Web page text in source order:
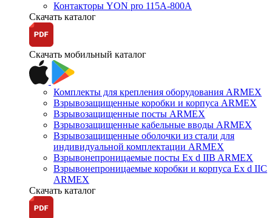
Контакторы YON pro 115А-800А
Скачать каталог
Скачать мобильный каталог
Комплекты для крепления оборудования ARMEX
Взрывозащищенные коробки и корпуса ARMEX
Взрывозащищенные посты ARMEX
Взрывозащищенные кабельные вводы ARMEX
Взрывозащищенные оболочки из стали для
индивидуальной комплектации ARMEX
Взрывонепроницаемые посты Ex d IIB ARMEX
Взрывонепроницаемые коробки и корпуса Ex d IIС
ARMEX
Скачать каталог